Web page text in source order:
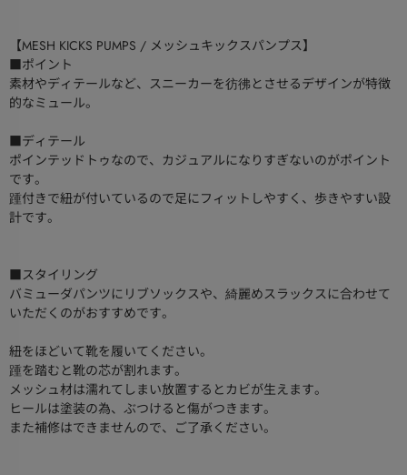
【MESH KICKS PUMPS / メッシュキックスパンプス】
■ポイント
素材やディテールなど、スニーカーを彷彿とさせるデザインが特徴
的なミュール。
■ディテール
ポインテッドトゥなので、カジュアルになりすぎないのがポイント
です。
踵付きで紐が付いているので足にフィットしやすく、歩きやすい設
計です。
■スタイリング
バミューダパンツにリブソックスや、綺麗めスラックスに合わせて
いただくのがおすすめです。
紐をほどいて靴を履いてください。
踵を踏むと靴の芯が割れます。
メッシュ材は濡れてしまい放置するとカビが生えます。
ヒールは塗装の為、ぶつけると傷がつきます。
また補修はできませんので、ご了承ください。